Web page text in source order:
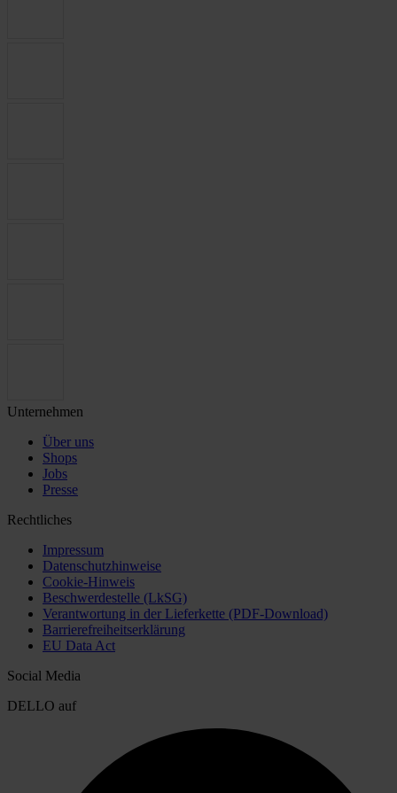
Unternehmen
Über uns
Shops
Jobs
Presse
Rechtliches
Impressum
Datenschutzhinweise
Cookie-Hinweis
Beschwerdestelle (LkSG)
Verantwortung in der Lieferkette (PDF-Download)
Barrierefreiheitserklärung
EU Data Act
Social Media
DELLO auf